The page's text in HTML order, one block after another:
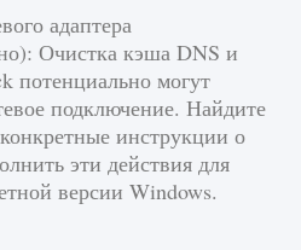
адаптера
Очистка кэша DNS и
потенциально могут
подключение. Найдите
инструкции о
эти действия для
версии Windows.